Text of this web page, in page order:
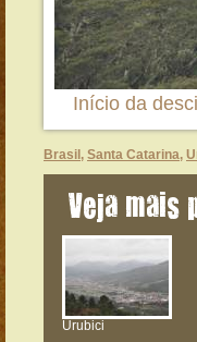
Início da
Brasil , Santa Catarina,
Veja mais
Urubici